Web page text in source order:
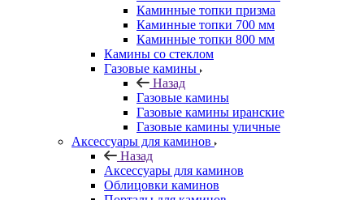
Каминные топки призма
Каминные топки 700 мм
Каминные топки 800 мм
Камины со стеклом
Газовые камины
Назад
Газовые камины
Газовые камины иранские
Газовые камины уличные
Аксессуары для каминов
Назад
Аксессуары для каминов
Облицовки каминов